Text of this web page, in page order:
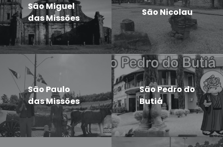
São Miguel
das Missões
São Nicolau
São Paulo
das Missões
São Pedro do
Butiá